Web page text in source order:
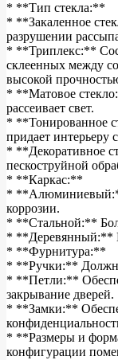
* **Тип стекла:**
* **Закаленное
разрушении
* **Триплекс:**
склеенных между
высокой
* **Матовое
рассеивает свет.
* **Тонированное
придает интерьеру
* **Декоративное
пескоструйной
* **Каркас:**
*
коррозии.
* **Стальной:**
* **Деревянный:**
* **Фурнитура:**
* **Ручки:**
* **Петли:**
закрывание дверей.
* **Замки:**
* **Размеры и
конфигурации